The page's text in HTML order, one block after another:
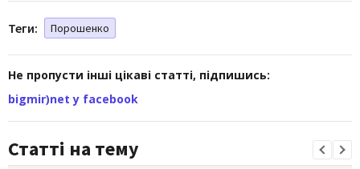
Теги: Порошенко
Не пропусти інші цікаві статті, підпишись:
bigmir)net у facebook
Статті на тему